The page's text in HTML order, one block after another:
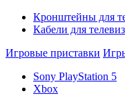
Кронштейны для
Кабели для
Игровые приставки
Sony PlayStation 5
Xbox